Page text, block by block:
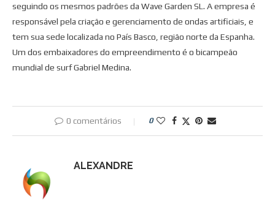
seguindo os mesmos padrões da Wave Garden SL. A empresa é
responsável pela criação e gerenciamento de ondas artificiais, e
tem sua sede localizada no País Basco, região norte da Espanha.
Um dos embaixadores do empreendimento é o bicampeão
mundial de surf Gabriel Medina.
0 comentários 0
ALEXANDRE